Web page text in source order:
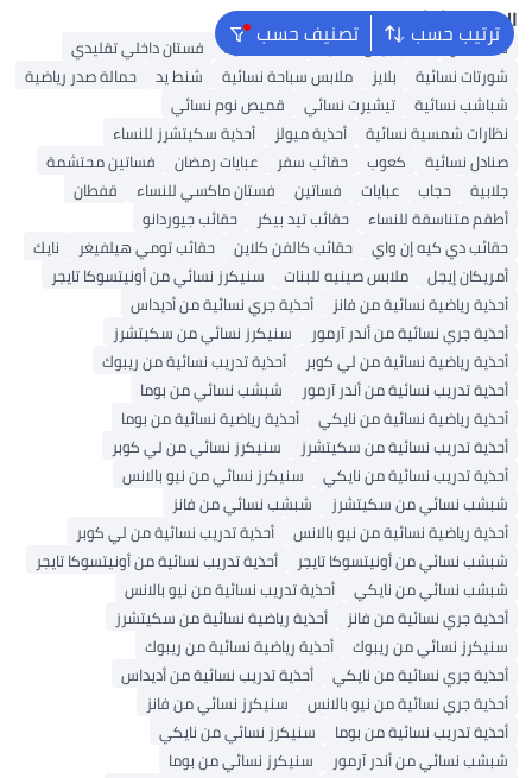
ترتيب حسب تصنيف حسب البحث الشائع
شنط ألدو شنط جيس نسائية شنط نسائية
فستان داخلي تقليدي
شورتات نسائية
بلايز ملابس سباحة نسائية شنط يد
حمالة صدر رياضية
شباشب نسائية
تيشيرت نسائي
قميص نوم نسائي
نظارات شمسية نسائية
أحذية ميولز
أحذية سكيتشرز للنساء
صنادل نسائية
كعوب حقائب سفر عبايات رمضان
فساتين محتشمة
جلابية
حجاب عبايات فساتين فستان ماكسي للنساء
قفطان
أطقم متناسقة للنساء
حقائب تيد بيكر
حقائب جيوردانو
حقائب دي كيه إن واي
حقائب كالفن كلاين حقائب تومي هيلفيغر
نايك
أمريكان إيجل
ملابس صينيه للبنات
سنيكرز نسائي من أونيتسوكا تايجر
أحذية رياضية نسائية من فانز
أحذية جري نسائية من أديداس
أحذية جري نسائية من أندر آرمور
سنيكرز نسائي من سكيتشرز
أحذية رياضية نسائية من لي كوبر
أحذية تدريب نسائية من ريبوك
أحذية تدريب نسائية من أندر آرمور
شبشب نسائي من بوما
أحذية رياضية نسائية من نايكي
أحذية رياضية نسائية من بوما
أحذية تدريب نسائية من سكيتشرز
سنيكرز نسائي من لي كوبر
أحذية تدريب نسائية من نايكي
سنيكرز نسائي من نيو بالانس
شبشب نسائي من سكيتشرز
شبشب نسائي من فانز
أحذية رياضية نسائية من نيو بالانس
أحذية تدريب نسائية من لي كوبر
شبشب نسائي من أونيتسوكا تايجر
أحذية تدريب نسائية من أونيتسوكا تايجر
شبشب نسائي من نايكي
أحذية تدريب نسائية من نيو بالانس
أحذية جري نسائية من فانز
أحذية رياضية نسائية من سكيتشرز
سنيكرز نسائي من ريبوك
أحذية رياضية نسائية من ريبوك
أحذية جري نسائية من نايكي
أحذية تدريب نسائية من أديداس
أحذية جري نسائية من نيو بالانس
سنيكرز نسائي من فانز
أحذية تدريب نسائية من بوما
سنيكرز نسائي من نايكي
شبشب نسائي من أندر آرمور
سنيكرز نسائي من بوما